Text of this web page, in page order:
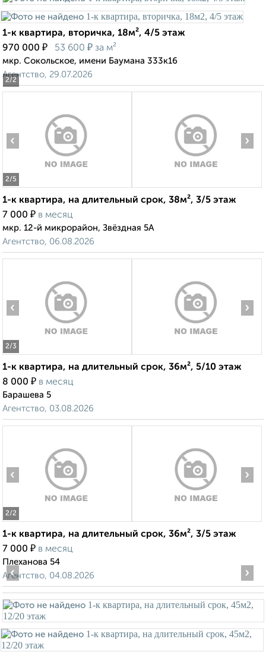
2/2
1-к квартира, вторичка, 18м², 4/5 этаж
970 000 ₽ 53 600 ₽ за м²
мкр. Сокольское, имени Баумана 333к16
Агентство, 29.07.2026
2/5
‹ ›
1-к квартира, на длительный срок, 38м², 3/5 этаж
7 000 ₽ в месяц
мкр. 12-й микрорайон, Звёздная 5А
Агентство, 06.08.2026
2/3
‹ ›
1-к квартира, на длительный срок, 36м², 5/10 этаж
8 000 ₽ в месяц
Барашева 5
Агентство, 03.08.2026
2/2
‹ ›
1-к квартира, на длительный срок, 36м², 3/5 этаж
7 000 ₽ в месяц
Плеханова 54
Агентство, 04.08.2026
‹ ›